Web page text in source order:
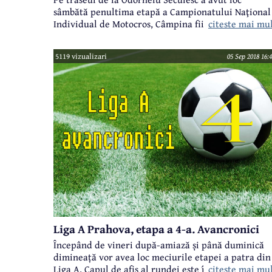
sâmbătă penultima etapă a Campionatului Naţional
Individual de Motocros, Câmpina fiind reprezentată
preşedintele CS Lido şi vicepreşedinte al FRM, a fost
preşedintele juriului acestei etape, iar pe traseu s-
au aflat doi sportivi ai acestui club - Sebastian
Strechioiu şi Marcel Vişoiu.
citeste mai
5119 vizualizari 05 Sep 2018
Liga A Prahova, etapa a 4-a. Avancronici
Începând de vineri după-amiază și până duminică
dimineață vor avea loc meciurile etapei a patra din
citeste mai